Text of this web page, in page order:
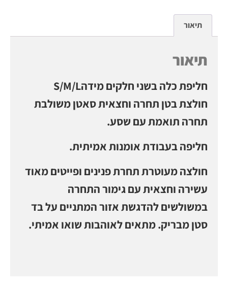
תיאור
תיאור
חליפת כלה בשני חלקים מידהS/M/L
חולצת בטן תחרה וחצאית סאטן משולבת
תחרה תואמת עם שסע.
חליפה בעבודת אומנות אמיתית.
חולצה מעוטרת תחרת פנינים ופייטים מאוד
עשירה וחצאית עם גימור התחרה
במשולשים להדגשת אזור המתניים על בד
סטן מבריק. מתאים לאוהבות שואו אמיתי.